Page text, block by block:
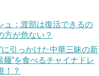
ュ：渡部は復活できるの
方が危ない？
に引っかけた中華三昧の新
麺”を食べるチャイナドレ
！？